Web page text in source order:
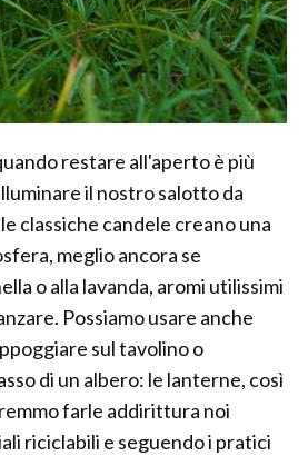
restare all'aperto è più
il nostro salotto da
classiche candele creano una
meglio ancora se
o alla lavanda, aromi utilissimi
Possiamo usare anche
sul tavolino o
di un albero: le lanterne, così
farle addirittura noi
riciclabili e seguendo i pratici